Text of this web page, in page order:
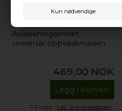
Avkalkningsenhet,
universal oppvaskmaskin
469,00 NOK
Legg i kurven
På lager (Lev. 2-4 virkedager).